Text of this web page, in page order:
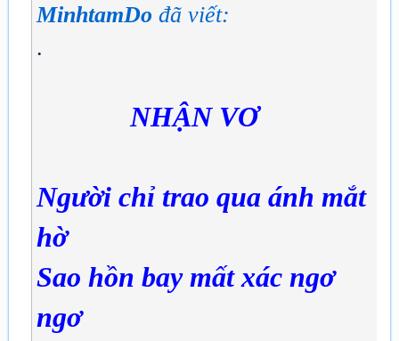
MinhtamDo đã viết:
.
NHẬN VƠ
Người chỉ trao qua ánh mắt
hờ
Sao hồn bay mất xác ngơ
ngơ